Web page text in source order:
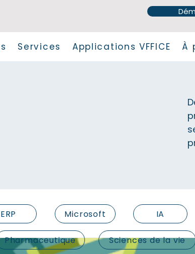
Services Applications VFFICE À
ERP Microsoft IA
Sciences de la vie
Pharmaceutique